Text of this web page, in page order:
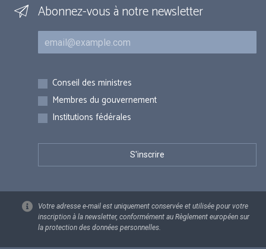
Abonnez-vous à notre newsletter
Courriel
Inscriptions
Conseil des ministres
Membres du gouvernement
Institutions fédérales
Votre adresse e-mail est uniquement conservée et utilisée pour votre
inscription à la newsletter, conformément au Règlement européen sur
la protection des données personnelles.